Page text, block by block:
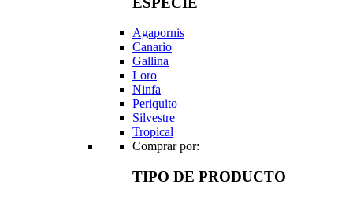
Agapornis
Canario
Gallina
Loro
Ninfa
Periquito
Silvestre
Tropical
Comprar por:
TIPO DE PRODUCTO